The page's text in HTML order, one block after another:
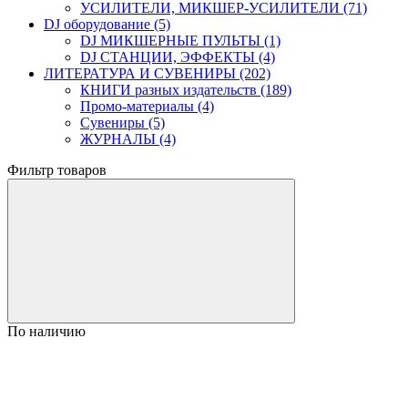
УСИЛИТЕЛИ, МИКШЕР-УСИЛИТЕЛИ (71)
DJ оборудование (5)
DJ МИКШЕРНЫЕ ПУЛЬТЫ (1)
DJ СТАНЦИИ, ЭФФЕКТЫ (4)
ЛИТЕРАТУРА И СУВЕНИРЫ (202)
КНИГИ разных издательств (189)
Промо-материалы (4)
Сувениры (5)
ЖУРНАЛЫ (4)
Фильтр товаров
По наличию